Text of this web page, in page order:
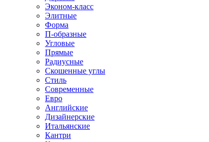
Эконом-класс
Элитные
Форма
П-образные
Угловые
Прямые
Радиусные
Скошенные углы
Стиль
Современные
Евро
Английские
Дизайнерские
Итальянские
Кантри